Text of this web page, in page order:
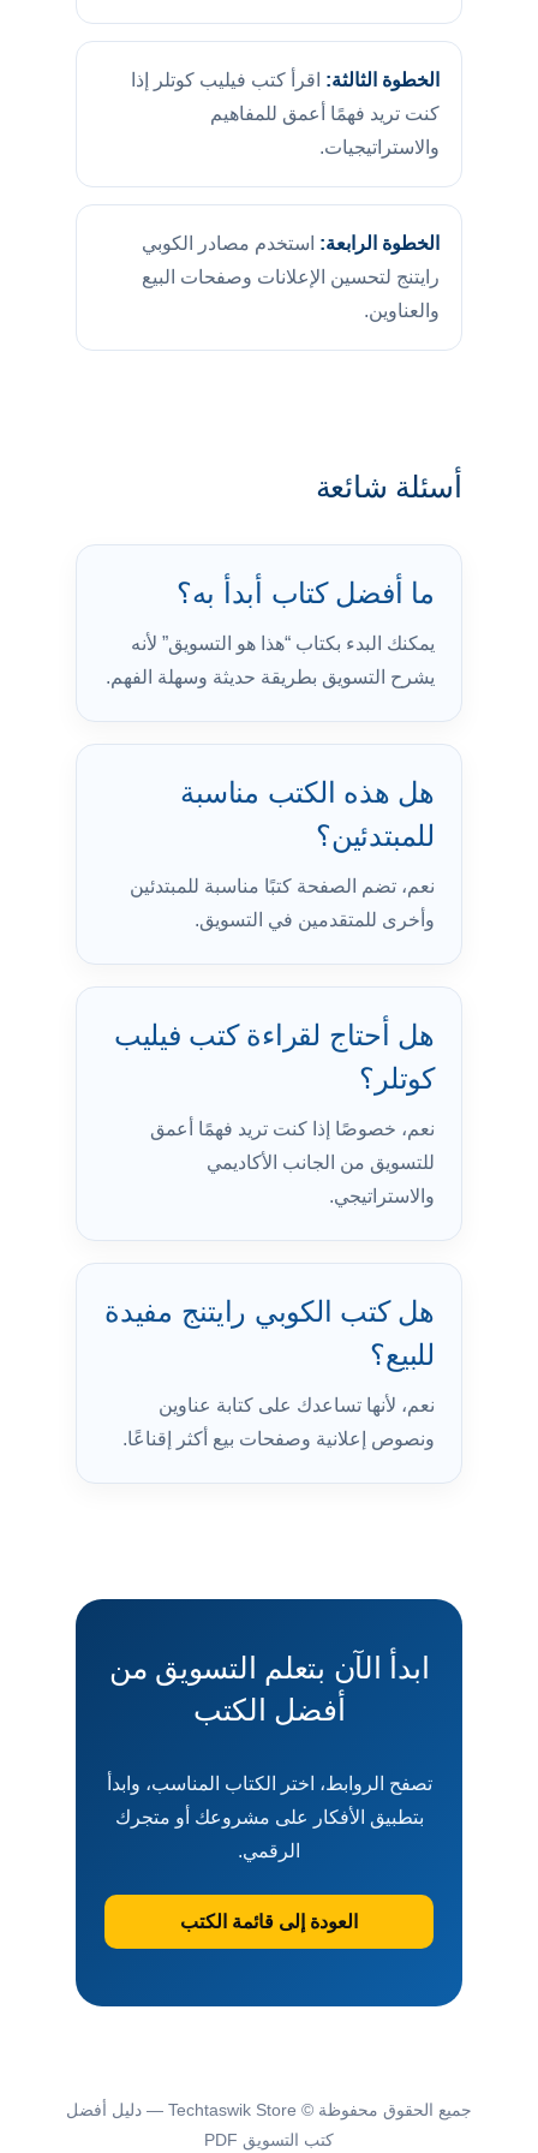
الخطوة الثالثة: اقرأ كتب فيليب كوتلر إذا
كنت تريد فهمًا أعمق للمفاهيم
والاستراتيجيات.
الخطوة الرابعة: استخدم مصادر الكوبي
رايتنج لتحسين الإعلانات وصفحات البيع
والعناوين.
أسئلة شائعة
ما أفضل كتاب أبدأ به؟
يمكنك البدء بكتاب “هذا هو التسويق” لأنه
يشرح التسويق بطريقة حديثة وسهلة الفهم.
هل هذه الكتب مناسبة
للمبتدئين؟
نعم، تضم الصفحة كتبًا مناسبة للمبتدئين
وأخرى للمتقدمين في التسويق.
هل أحتاج لقراءة كتب فيليب
كوتلر؟
نعم، خصوصًا إذا كنت تريد فهمًا أعمق
للتسويق من الجانب الأكاديمي
والاستراتيجي.
هل كتب الكوبي رايتنج مفيدة
للبيع؟
نعم، لأنها تساعدك على كتابة عناوين
ونصوص إعلانية وصفحات بيع أكثر إقناعًا.
ابدأ الآن بتعلم التسويق من
أفضل الكتب
تصفح الروابط، اختر الكتاب المناسب، وابدأ
بتطبيق الأفكار على مشروعك أو متجرك
الرقمي.
العودة إلى قائمة الكتب
جميع الحقوق محفوظة © Techtaswik Store — دليل أفضل
كتب التسويق PDF